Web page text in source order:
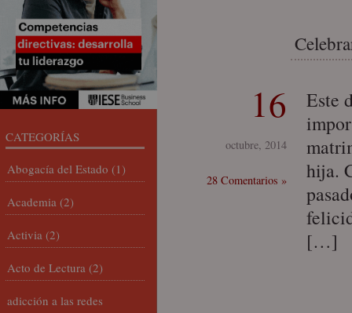
16
octubre, 2014
28 Comentarios »
Este
hija.
[…]
CATEGORÍAS
Abogacía del Estado (1)
Academia (2)
Activia (2)
Acto de Lectura (2)
adicción a las redes